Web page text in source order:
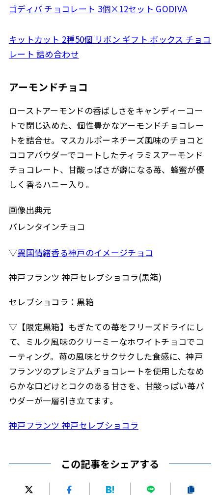
ゴディバ チョコレート 3個×12セット GODIVA
キットカット 2種50個 リボン ギフト ボックス チョコ
レート 詰め合わせ
アーモンドチョコ
ローストアーモンドの香ばしさをキャンディーコー
トで閉じ込めた、個性豊かなアーモンドチョコレー
トを詰合せ。マスカルポーネチーズ風味のチョコと
ココアパウダーでコートしたティラミスアーモンド
チョコレート、甘酸っぱさが癖になる苺、蜂蜜が優
しく香るハニー入り。
画像出典元
バレンタインチョコ
▽異国情緒香る神戸のイメージチョコ
神戸フランツ 神戸セレブショコラ(黒箱)
セレブショコラ：黒箱
▽【限定黒箱】もぎたての苺をフリーズドライにし
て、ミルク風味のクリーミーなホワイトチョコでコ
ーティング。苺の風味とサクサクした食感に、神戸
フランツのプレミアムチョコレートを使用したなめ
らかな口どけとコクのある甘さを、甘酸っぱい苺パ
ウダーが一層引き立てます。
神戸フランツ 神戸セレブショコラ
この記事をシェアする